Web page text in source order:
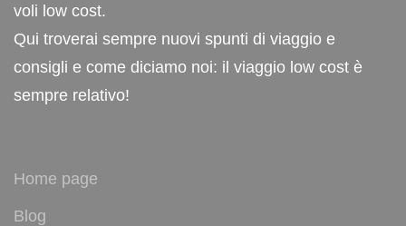
voli low cost.
Qui troverai sempre nuovi spunti di viaggio e
consigli e come diciamo noi: il viaggio low cost è
sempre relativo!
Home page
Blog